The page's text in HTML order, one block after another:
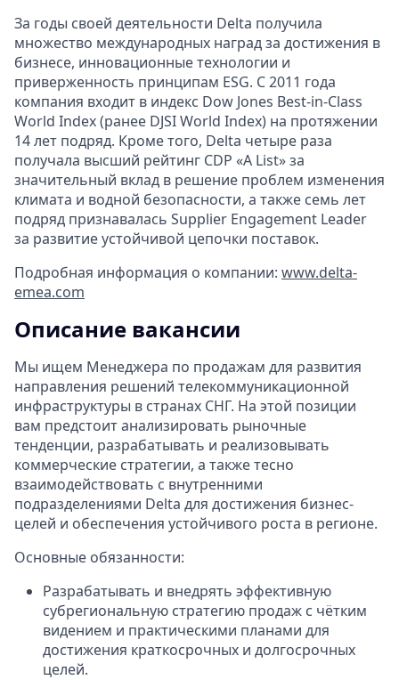
За годы своей деятельности Delta получила
множество международных наград за достижения в
бизнесе, инновационные технологии и
приверженность принципам ESG. С 2011 года
компания входит в индекс Dow Jones Best-in-Class
World Index (ранее DJSI World Index) на протяжении
14 лет подряд. Кроме того, Delta четыре раза
получала высший рейтинг CDP «A List» за
значительный вклад в решение проблем изменения
климата и водной безопасности, а также семь лет
подряд признавалась Supplier Engagement Leader
за развитие устойчивой цепочки поставок.
Подробная информация о компании: www.delta-
emea.com
Описание вакансии
Мы ищем Менеджера по продажам для развития
направления решений телекоммуникационной
инфраструктуры в странах СНГ. На этой позиции
вам предстоит анализировать рыночные
тенденции, разрабатывать и реализовывать
коммерческие стратегии, а также тесно
взаимодействовать с внутренними
подразделениями Delta для достижения бизнес-
целей и обеспечения устойчивого роста в регионе.
Основные обязанности:
Разрабатывать и внедрять эффективную
субрегиональную стратегию продаж с чётким
видением и практическими планами для
достижения краткосрочных и долгосрочных
целей.